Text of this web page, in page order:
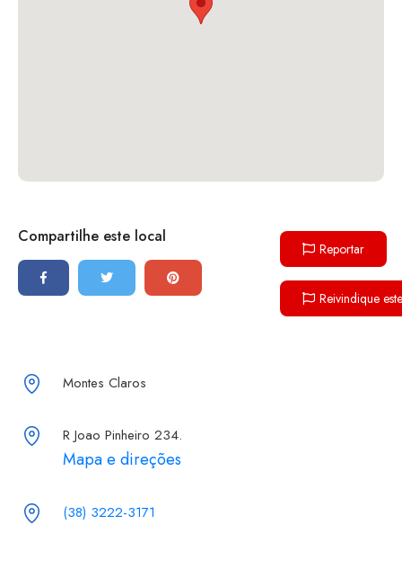
Compartilhe este local
Reportar
Reivindique
Montes Claros
R Joao Pinheiro 234.
Mapa e direções
(38) 3222-3171